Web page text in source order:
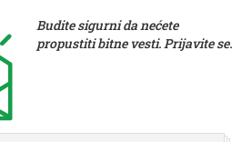
Budite sigurni da nećete
propustiti bitne vesti. Prijavite se.